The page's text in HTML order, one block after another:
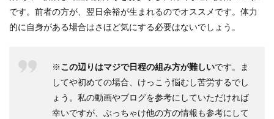
です。前者の方が、翌日余裕が生まれるのでオススメです。体力
的に自身がある場合はさほど気にする必要はないでしょう。
※この辺りはマジで日程の組み方が難しいです。ま
してや初めての場合、けっこう悩むし苦労するでし
ょう。私の動画やブログを参考にしていただければ
幸いですが、ぶっちゃけ他の方の情報も参考にして